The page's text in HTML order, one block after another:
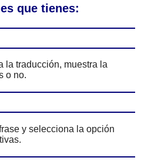
que tienes:
la traducción, muestra la
o no.
y selecciona la opción